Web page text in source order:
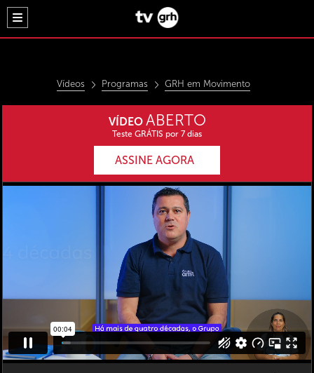
Vídeos Programas GRH em Movimento
VÍDEO ABERTO
Teste GRÁTIS por 7 dias
ASSINE AGORA